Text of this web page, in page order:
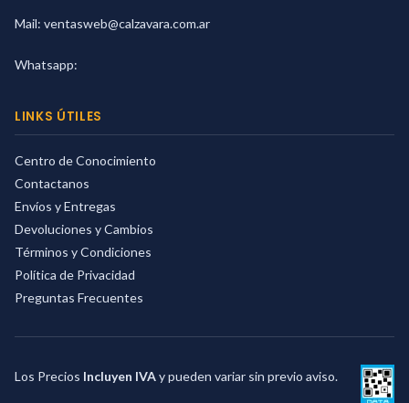
Mail: ventasweb@calzavara.com.ar
Whatsapp:
LINKS ÚTILES
Centro de Conocimiento
Contactanos
Envíos y Entregas
Devoluciones y Cambios
Términos y Condiciones
Política de Privacidad
Preguntas Frecuentes
Los Precios Incluyen IVAy pueden variar sin previo aviso.